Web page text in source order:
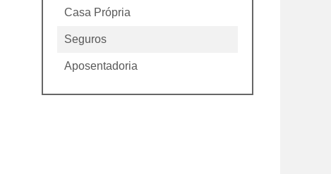
Casa Própria
Seguros
Aposentadoria